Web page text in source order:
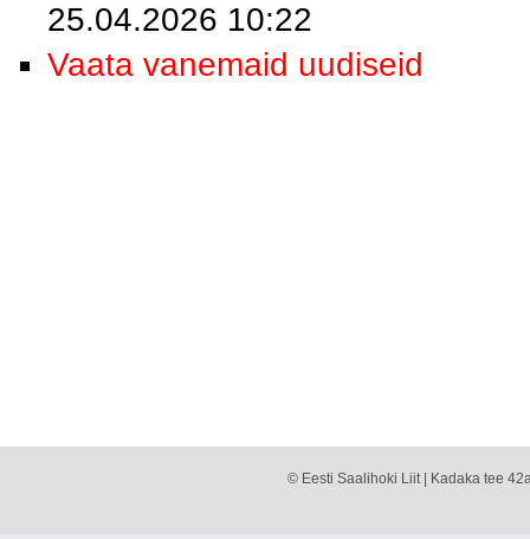
25.04.2026 10:22
Vaata vanemaid uudiseid
© Eesti Saalihoki Liit | Kadaka tee